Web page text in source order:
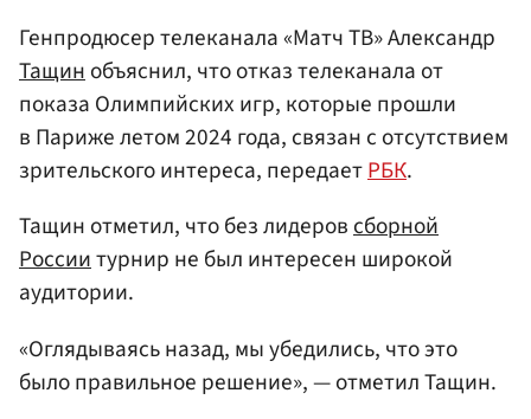
Генпродюсер телеканала «Матч ТВ» Александр
Тащинобъяснил, что отказ телеканала от
показа Олимпийских игр, которые прошли
в Париже летом 2024 года, связан с отсутствием
зрительского интереса, передаетРБК.
Тащин отметил, что без лидеровсборной
Россиитурнир не был интересен широкой
аудитории.
«Оглядываясь назад, мы убедились, что это
было правильное решение», — отметил Тащин.